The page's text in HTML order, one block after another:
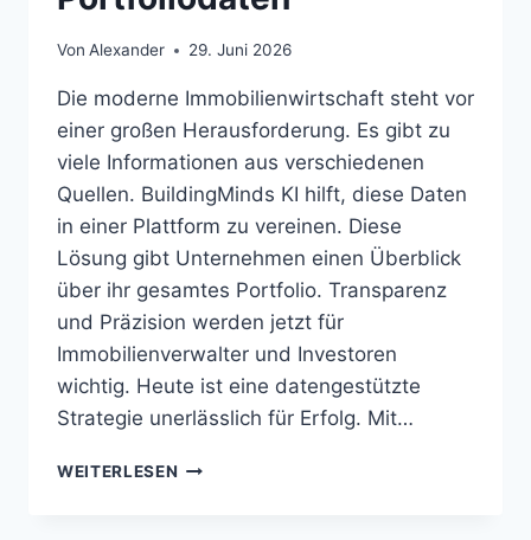
Von Alexander 29. Juni 2026
Die moderne Immobilienwirtschaft steht vor
einer großen Herausforderung. Es gibt zu
viele Informationen aus verschiedenen
Quellen. BuildingMinds KI hilft, diese Daten
in einer Plattform zu vereinen. Diese
Lösung gibt Unternehmen einen Überblick
über ihr gesamtes Portfolio. Transparenz
und Präzision werden jetzt für
Immobilienverwalter und Investoren
wichtig. Heute ist eine datengestützte
Strategie unerlässlich für Erfolg. Mit…
WEITERLESEN BUILDINGMINDS